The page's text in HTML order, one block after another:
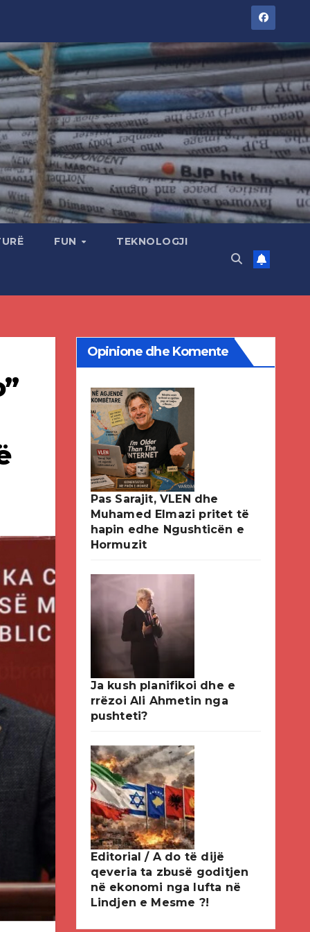
FUN TEKNOLOGJI
Opinione dhe Komente
Pas Sarajit, VLEN dhe
Muhamed Elmazi pritet të
hapin edhe Ngushticën e
Hormuzit
Ja kush planifikoi dhe e
rrëzoi Ali Ahmetin nga
pushteti?
Editorial / A do të dijë
qeveria ta zbusë goditjen
në ekonomi nga lufta në
Lindjen e Mesme ?!